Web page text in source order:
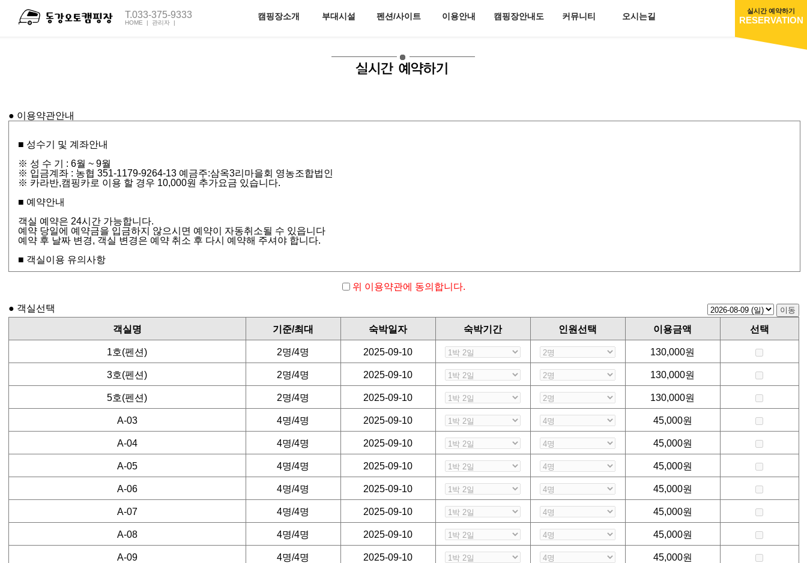
T.033-375-9333
HOME | 관리자 |
캠핑장소개 부대시설 펜션/사이트 이용안내 캠핑장안내도 커뮤니티 오시는길
실시간 예약하기
RESERVATION
● 이용약관안내
■ 성수기 및 계좌안내
※ 성 수 기 : 6월 ~ 9월
※ 입금계좌 : 농협 351-1179-9264-13 예금주:삼옥3리마을회 영농조합법인
※ 카라반,캠핑카로 이용 할 경우 10,000원 추가요금 있습니다.
■ 예약안내
객실 예약은 24시간 가능합니다.
예약 당일에 예약금을 입금하지 않으시면 예약이 자동취소될 수 있읍니다
예약 후 날짜 변경, 객실 변경은 예약 취소 후 다시 예약해 주셔야 합니다.
■ 객실이용 유의사항
퇴실 시에는 객실정리를 마쳐 주시고 반드시 퇴실점검을 받으셔야 합니다
퇴실시간 지연으로 인한 영업 지장이 생기지 않도록 협조하여 주시기 바랍니다
집기가 파손된 경우 관리자에게 꼭 알려주셔야 합니다.
미성년자는 보호자와 동행하지 않은 경우 입실이 불가능합니다
이용 중 고객과실로 인한 모든 사고에 대하여 당사는 책임을 지지 않습니다
기타 화재 및 안전 사고에 위험이 있는 허가되지 않은 모든 행위를 금지합니다
이용 10 일전 : 100% 환불
이용 7 일전 : 예약금에서 80% 환불
이용 3 일전 : 예약금에서 30% 환불
이용 2 일전 : 취소,변경,환불 불가, 착오 없으시기 바랍니다.
환불 시 입금자명으로 취소 수수료를 제외한 나머지 금액이 환불됩니다.
(단. 농협외 타행입금시 수수료가 발생할 수 있습니다.)
■ 개인정보 동의 및 수집목적과 폐기안내
본 홈페이지는 온라인예약관리 서비스 항목 중 아래와 같은 개인정보를 수집하고 있습니다.
1)예약자
ㆍ수집항목 : 이름 , 핸드폰번호, 기타내용
2)개인정보의 수집 및 이용목적
ㆍ목적 : 숙박 예약에 필요한 최소한의 정보(성명, 연락처)만 받고 있습니다.
위 이용약관에 동의합니다.
● 객실선택
객실명 기준/최대 숙박일자 숙박기간 인원선택 이용금액 선택
1호(펜션) 2명/4명 2025-09-10 130,000원
3호(펜션) 2명/4명 2025-09-10 130,000원
5호(펜션) 2명/4명 2025-09-10 130,000원
A-03 4명/4명 2025-09-10 45,000원
A-04 4명/4명 2025-09-10 45,000원
A-05 4명/4명 2025-09-10 45,000원
A-06 4명/4명 2025-09-10 45,000원
A-07 4명/4명 2025-09-10 45,000원
A-08 4명/4명 2025-09-10 45,000원
A-09 4명/4명 2025-09-10 45,000원